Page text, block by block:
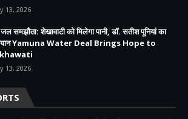
13, 2026
समझौता: शेखावाटी को मिलेगा पानी, डॉ. सतीश पूनियां का
Yamuna Water Deal Brings Hope to
13, 2026